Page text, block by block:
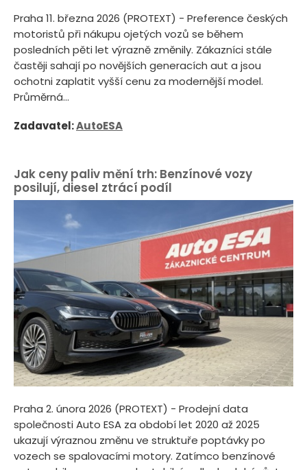
Praha 11. března 2026 (PROTEXT) - Preference českých
motoristů při nákupu ojetých vozů se během
posledních pěti let výrazně změnily. Zákazníci stále
častěji sahají po novějších generacích aut a jsou
ochotni zaplatit vyšší cenu za modernější model.
Průměrná...
Zadavatel:AutoESA
Jak ceny paliv mění trh: Benzínové vozy
posilují, diesel ztrácí podíl
Praha 2. února 2026 (PROTEXT) - Prodejní data
společnosti Auto ESA za období let 2020 až 2025
ukazují výraznou změnu ve struktuře poptávky po
vozech se spalovacími motory. Zatímco benzínové